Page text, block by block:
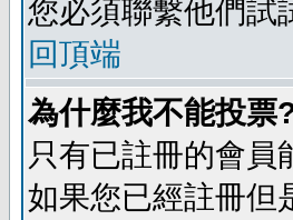
您必須聯繫他們試
回頂端
為什麼我不能投票
只有已註冊的會員
如果您已經註冊但